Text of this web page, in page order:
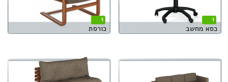
1
כסא מחשב
1
כורסת